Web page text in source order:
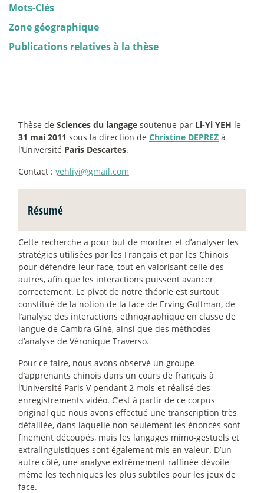
Mots-Clés
Zone géographique
Publications relatives à la thèse
Thèse de Sciences du langage soutenue par Li-Yi YEH le
31 mai 2011 sous la direction de Christine DEPREZ à
l’Université Paris Descartes.
Contact : yehliyi@gmail.com
Résumé
Cette recherche a pour but de montrer et d’analyser les
stratégies utilisées par les Français et par les Chinois
pour défendre leur face, tout en valorisant celle des
autres, afin que les interactions puissent avancer
correctement. Le pivot de notre théorie est surtout
constitué de la notion de la face de Erving Goffman, de
l’analyse des interactions ethnographique en classe de
langue de Cambra Giné, ainsi que des méthodes
d’analyse de Véronique Traverso.
Pour ce faire, nous avons observé un groupe
d’apprenants chinois dans un cours de français à
l’Université Paris V pendant 2 mois et réalisé des
enregistrements vidéo. C’est à partir de ce corpus
original que nous avons effectué une transcription très
détaillée, dans laquelle non seulement les énoncés sont
finement découpés, mais les langages mimo-gestuels et
extralinguistiques sont également mis en valeur. D’un
autre côté, une analyse extrêmement raffinée dévoile
même les techniques les plus subtiles pour les jeux de
face.